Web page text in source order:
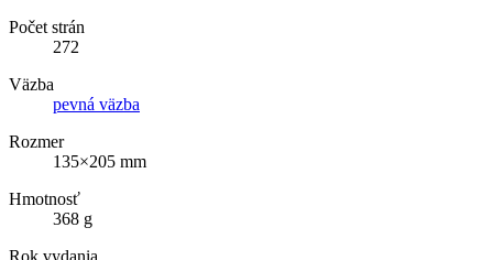
Počet strán
272
Väzba
pevná väzba
Rozmer
135×205 mm
Hmotnosť
368 g
Rok vydania